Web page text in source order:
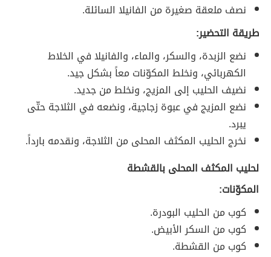
نصف ملعقة صغيرة من الفانيلا السائلة.
طريقة التحضير:
نضع الزبدة، والسكر، والماء، والفانيلا في الخلاط
الكهربائي، ونخلط المكوّنات معاً بشكل جيد.
نضيف الحليب إلى المزيج، ونخلط من جديد.
نضع المزيج في عبوة زجاجية، ونضعه في الثلاجة حتّى
يبرد.
نخرج الحليب المكثف المحلى من الثلاجة، ونقدمه بارداً.
لحليب المكثف المحلى بالقشطة
المكوّنات:
كوب من الحليب البودرة.
كوب من السكر الأبيض.
كوب من القشطة.